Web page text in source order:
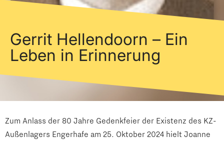
Gerrit Hellendoorn – Ein
Leben in Erinnerung
Zum Anlass der 80 Jahre Gedenkfeier der Existenz des KZ-
Außenlagers Engerhafe am 25. Oktober 2024 hielt Joanne